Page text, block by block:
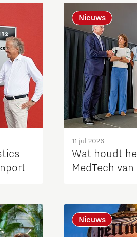
and nano electronics
Nieuws
11 jul 2026
Wat houdt
MedTech
Nieuws